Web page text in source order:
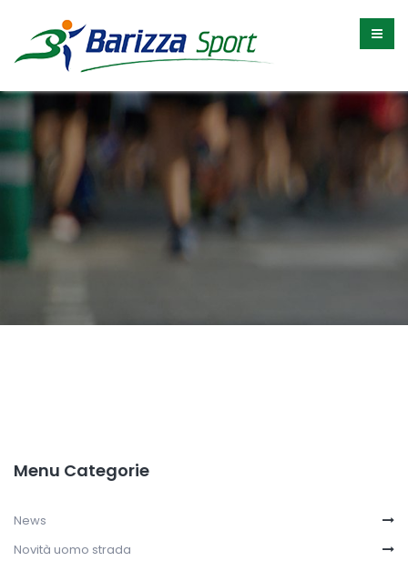
Menu Categorie
News
Novità uomo strada